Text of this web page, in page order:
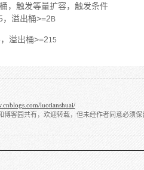
，触发等量扩容，触发条件
，溢出桶>=2B
溢出桶>=215
luotianshuai/
博客园共有，欢迎转载，但未经作者同意必须